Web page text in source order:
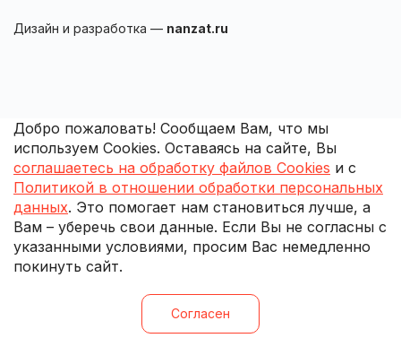
Дизайн и разработка — nanzat.ru
Добро пожаловать! Сообщаем Вам, что мы
используем Cookies. Оставаясь на сайте, Вы
соглашаетесь на обработку файлов Cookies и с
Политикой в отношении обработки персональных
данных. Это помогает нам становиться лучше, а
Вам – уберечь свои данные. Если Вы не согласны с
указанными условиями, просим Вас немедленно
покинуть сайт.
Согласен